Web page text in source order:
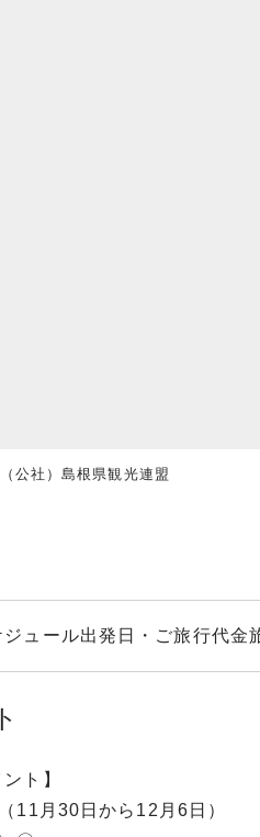
社）島根県観光連盟
ュール出発日・ご旅行代金
ト】
11月30日から12月6日）